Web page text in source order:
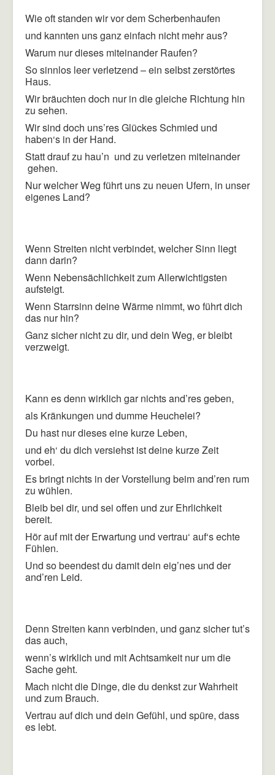
Wie oft standen wir vor dem Scherbenhaufen
und kannten uns ganz einfach nicht mehr aus?
Warum nur dieses miteinander Raufen?
So sinnlos leer verletzend – ein selbst zerstörtes
Haus.
Wir bräuchten doch nur in die gleiche Richtung hin
zu sehen.
Wir sind doch uns’res Glückes Schmied und
haben‘s in der Hand.
Statt drauf zu hau’n und zu verletzen miteinander
gehen.
Nur welcher Weg führt uns zu neuen Ufern, in unser
eigenes Land?
Wenn Streiten nicht verbindet, welcher Sinn liegt
dann darin?
Wenn Nebensächlichkeit zum Allerwichtigsten
aufsteigt.
Wenn Starrsinn deine Wärme nimmt, wo führt dich
das nur hin?
Ganz sicher nicht zu dir, und dein Weg, er bleibt
verzweigt.
Kann es denn wirklich gar nichts and’res geben,
als Kränkungen und dumme Heuchelei?
Du hast nur dieses eine kurze Leben,
und eh‘ du dich versiehst ist deine kurze Zeit
vorbei.
Es bringt nichts in der Vorstellung beim and’ren rum
zu wühlen.
Bleib bei dir, und sei offen und zur Ehrlichkeit
bereit.
Hör auf mit der Erwartung und vertrau‘ auf‘s echte
Fühlen.
Und so beendest du damit dein eig’nes und der
and’ren Leid.
Denn Streiten kann verbinden, und ganz sicher tut’s
das auch,
wenn’s wirklich und mit Achtsamkeit nur um die
Sache geht.
Mach nicht die Dinge, die du denkst zur Wahrheit
und zum Brauch.
Vertrau auf dich und dein Gefühl, und spüre, dass
es lebt.